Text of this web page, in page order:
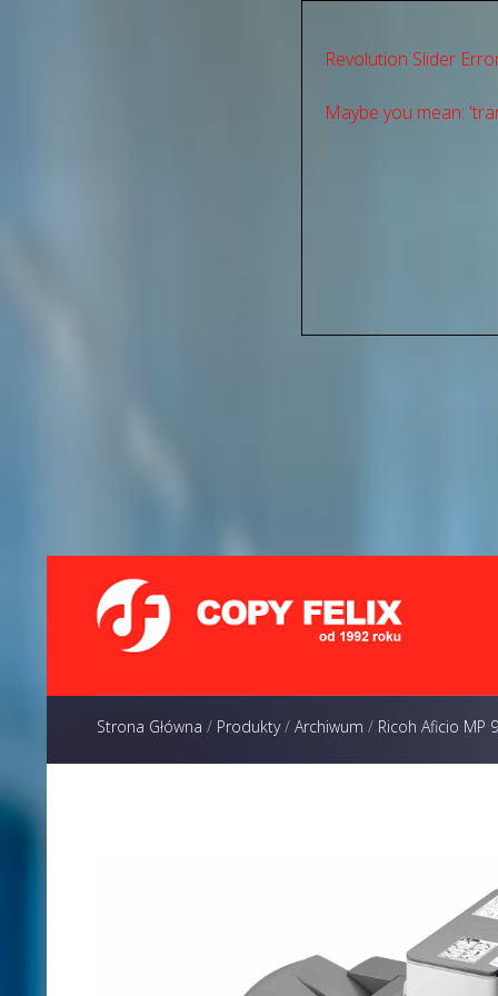
Revolution Slider
Maybe you mean:
Strona Główna / Produkty/ Archiwum / Ricoh Aficio MP